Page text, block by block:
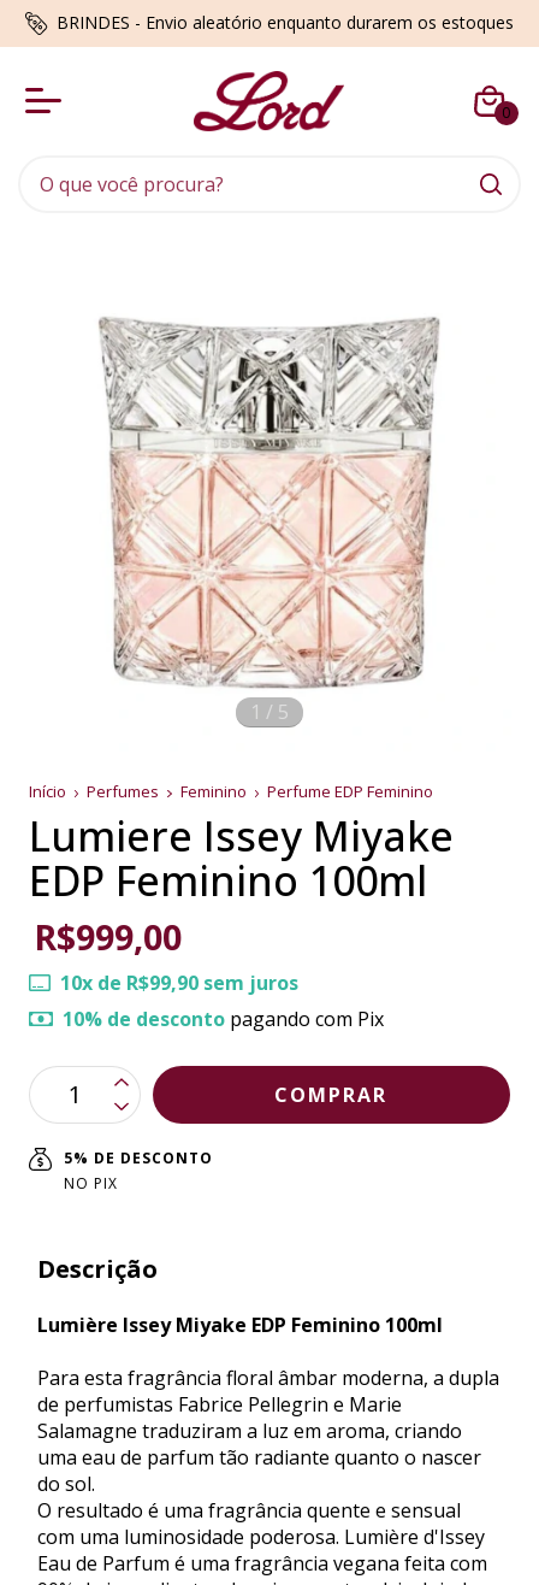
BRINDES - Envio aleatório enquanto durarem os estoques
0
1 / 5
Início Perfumes Feminino Perfume EDP Feminino
Lumiere Issey Miyake
EDP Feminino 100ml
R$999,00
10x de R$99,90 sem juros
10% de desconto pagando com Pix
5% DE DESCONTO
NO PIX
Descrição
Lumière Issey Miyake EDP Feminino 100ml
Para esta fragrância floral âmbar moderna, a dupla
de perfumistas Fabrice Pellegrin e Marie
Salamagne traduziram a luz em aroma, criando
uma eau de parfum tão radiante quanto o nascer
do sol.
O resultado é uma fragrância quente e sensual
com uma luminosidade poderosa. Lumière d'Issey
Eau de Parfum é uma fragrância vegana feita com